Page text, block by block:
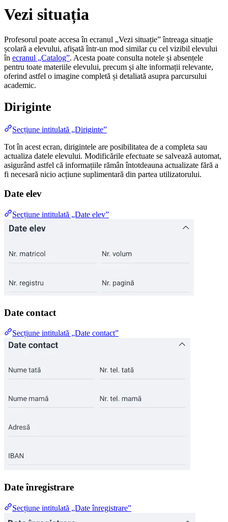
Vezi situația
Profesorul poate accesa în ecranul „Vezi situație” întreaga situație
școlară a elevului, afișată într-un mod similar cu cel vizibil elevului
în ecranul „Catalog”. Acesta poate consulta notele și absențele
pentru toate materiile elevului, precum și alte informații relevante,
oferind astfel o imagine completă și detaliată asupra parcursului
academic.
Diriginte
Secțiune intitulată „Diriginte”
Tot în acest ecran, dirigintele are posibilitatea de a completa sau
actualiza datele elevului. Modificările efectuate se salvează automat,
asigurând astfel că informațiile rămân întotdeauna actualizate fără a
fi necesară nicio acțiune suplimentară din partea utilizatorului.
Date elev
Secțiune intitulată „Date elev”
Date contact
Secțiune intitulată „Date contact”
Date înregistrare
Secțiune intitulată „Date înregistrare”